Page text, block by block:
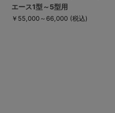
エース1型～5型用
￥55,000～66,000 (税込)